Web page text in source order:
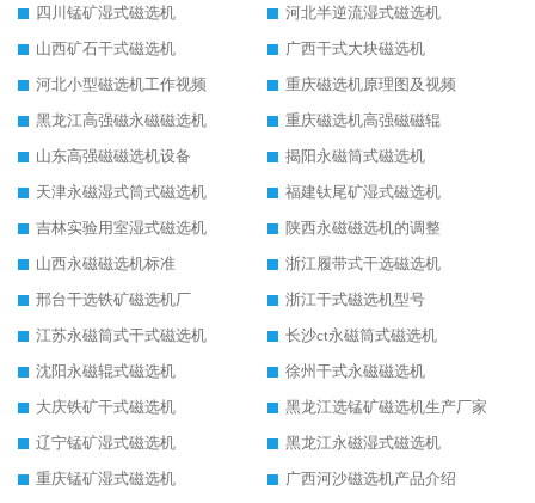
四川锰矿湿式磁选机
河北半逆流湿式磁选机
山西矿石干式磁选机
广西干式大块磁选机
河北小型磁选机工作视频
重庆磁选机原理图及视频
黑龙江高强磁永磁磁选机
重庆磁选机高强磁磁辊
山东高强磁磁选机设备
揭阳永磁筒式磁选机
天津永磁湿式筒式磁选机
福建钛尾矿湿式磁选机
吉林实验用室湿式磁选机
陕西永磁磁选机的调整
山西永磁磁选机标准
浙江履带式干选磁选机
邢台干选铁矿磁选机厂
浙江干式磁选机型号
江苏永磁筒式干式磁选机
长沙ct永磁筒式磁选机
沈阳永磁辊式磁选机
徐州干式永磁磁选机
大庆铁矿干式磁选机
黑龙江选锰矿磁选机生产厂家
辽宁锰矿湿式磁选机
黑龙江永磁湿式磁选机
重庆锰矿湿式磁选机
广西河沙磁选机产品介绍